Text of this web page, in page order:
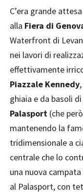
C’era grande
alla Fiera di
Waterfront di
nei lavori di
effettivamente
Piazzale Kennedy
ghiaia e da basoli
Palasport (che
mantenendo la
tridimensionale a
centrale che lo
una nuova
al Palasport, con